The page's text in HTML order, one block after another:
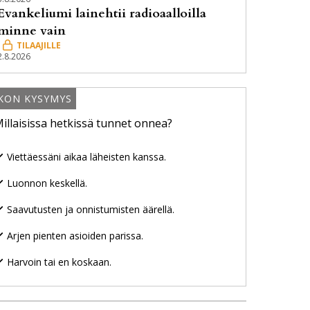
lainehtii radioaalloilla
vain
KYSYMYS
hetkissä tunnet onnea?
Viettäessäni aikaa läheisten kanssa.
Luonnon keskellä.
Saavutusten ja onnistumisten äärellä.
Arjen pienten asioiden parissa.
Harvoin tai en koskaan.